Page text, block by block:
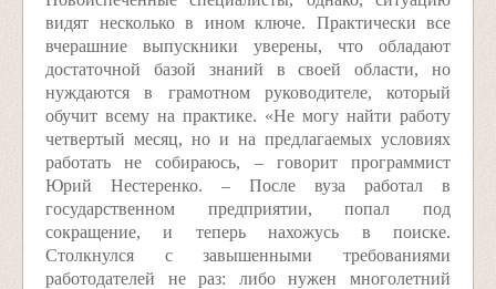
видят несколько в ином ключе. Практически все
вчерашние выпускники уверены, что обладают
достаточной базой знаний в своей области, но
нуждаются в грамотном руководителе, который
обучит всему на практике. «Не могу найти работу
четвертый месяц, но и на предлагаемых условиях
работать не собираюсь, – говорит программист
Юрий Нестеренко. – После вуза работал в
государственном предприятии, попал под
сокращение, и теперь нахожусь в поиске.
Столкнулся с завышенными требованиями
работодателей не раз: либо нужен многолетний